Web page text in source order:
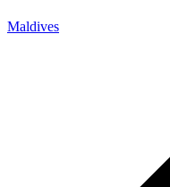
Maldives